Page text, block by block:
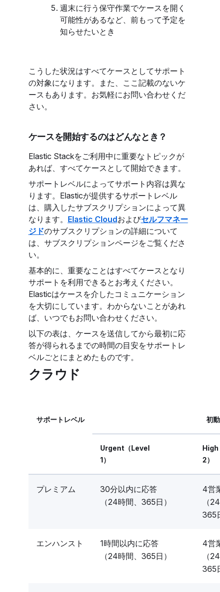
週末に行う保守作業でケースを開く
可能性があるなど、前もって予定を
知らせたいとき
こうした状況はすべてケースとしてサポート
の対象になります。また、ここ記載のないケ
ースもあります。お気軽にお問い合わせくだ
さい。
ケースを開始するのはどんなとき？
Elastic Stackをご利用中に重要なトピックが
あれば、すべてケースとして開始できます。
サポートレベルによってサポート内容は異な
ります。Elasticが提供するサポートレベル
は、購入したサブスクリプションによって異
なります。 Elastic Cloudおよびセルフマネー
ジドのサブスクリプションの詳細について
は、サブスクリプションページをご覧くださ
い。
基本的に、重要なことはすべてケースとなり
サポートを利用できるとお考えください。
Elasticはケースを介したコミュニケーション
を大切にしています。わからないことがあれ
ば、いつでもお問い合わせください。
以下の表は、ケースを送信してから最初に応
答が得られるまでの時間の目安をサポートレ
ベルごとにまとめたものです。
クラウド
サポートレベル 初
Urgent（Level
1）
High
2）
プレミアム
30分以内に応答
（24時間、365日）
4営
（
365
エンハンスト
1時間以内に応答
（24時間、365日）
4営
（
365